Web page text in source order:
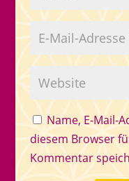
Name, E-Mail-
diesem Browser
Kommentar